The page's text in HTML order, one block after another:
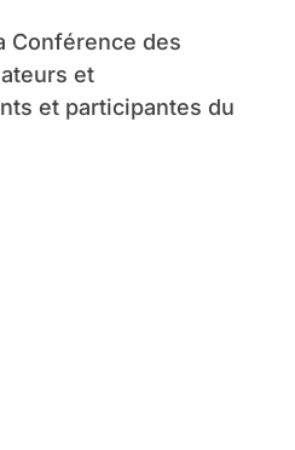
Conférence des
et
et participantes du